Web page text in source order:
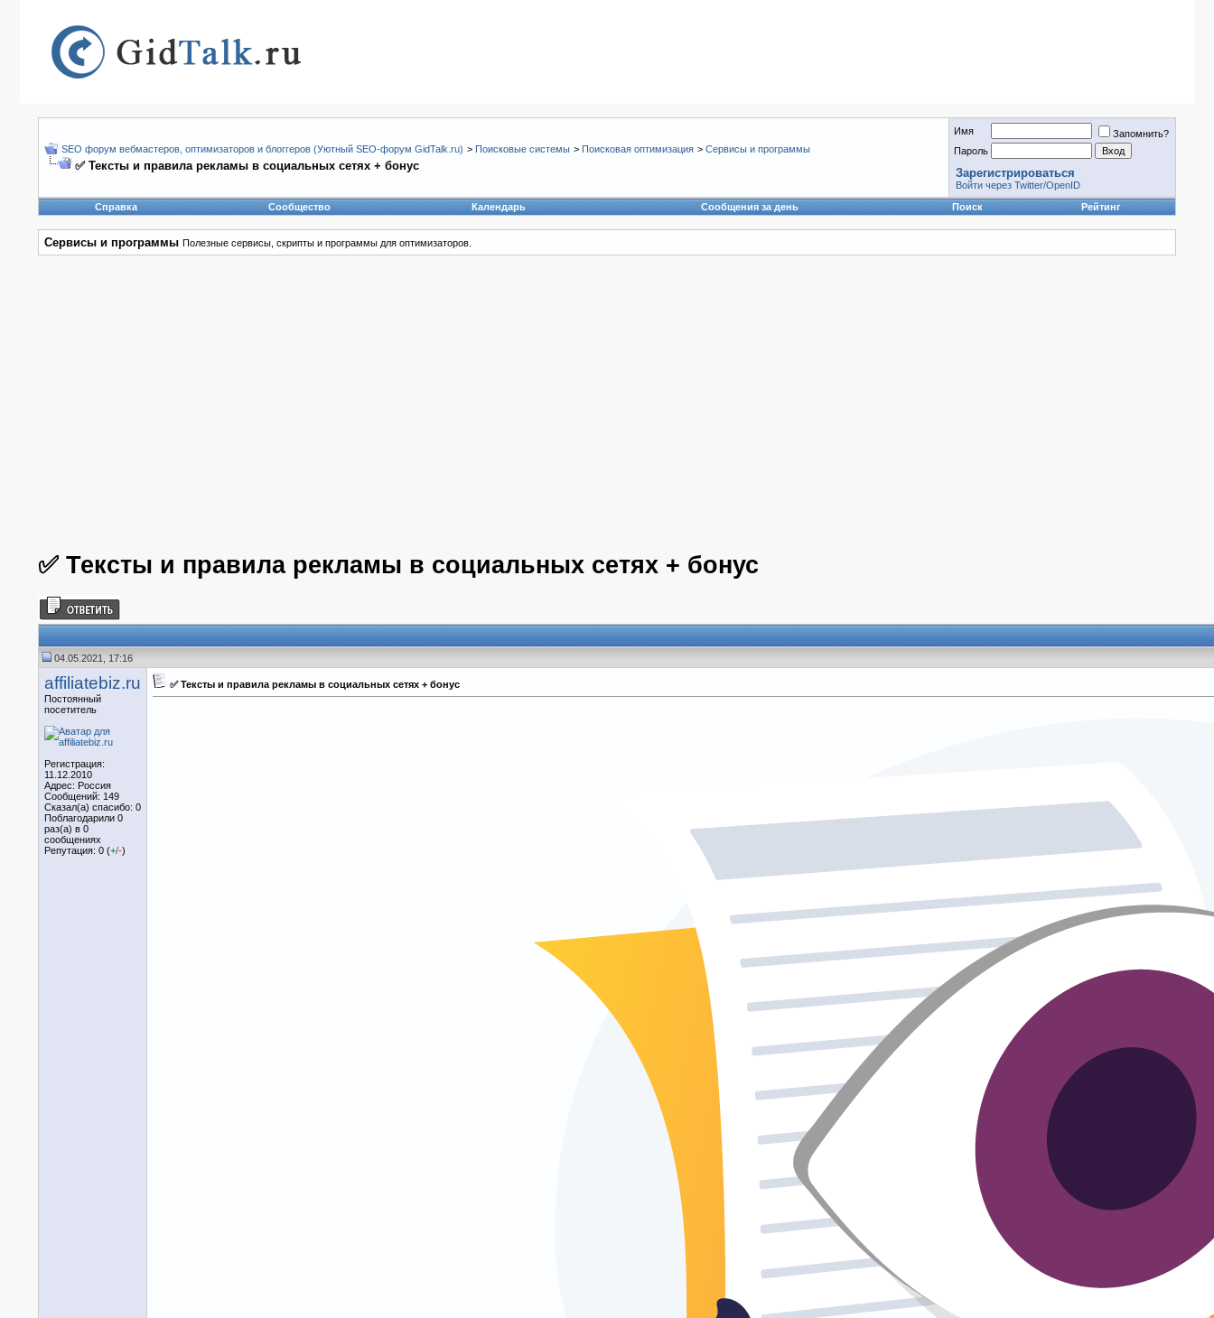
SEO форум вебмастеров, оптимизаторов и блоггеров (Уютный SEO-форум GidTalk.ru) > Поисковые системы > Поисковая оптимизация > Сервисы и программы
✅ Тексты и правила рекламы в социальных сетях + бонус
Имя
Запомнить?
Пароль
Зарегистрироваться
Войти через Twitter/OpenID
Справка
Сообщество Календарь Сообщения за день Поиск Рейтинг
Сервисы и программы Полезные сервисы, скрипты и программы для оптимизаторов.
✅ Тексты и правила рекламы в социальных сетях + бонус
04.05.2021, 17:16
affiliatebiz.ru
Постоянный
посетитель
Регистрация:
11.12.2010
Адрес: Россия
Сообщений: 149
Сказал(а) спасибо: 0
Поблагодарили 0
раз(а) в 0
сообщениях
Репутация: 0 (+/-)
✅ Тексты и правила рекламы в социальных сетях + бонус